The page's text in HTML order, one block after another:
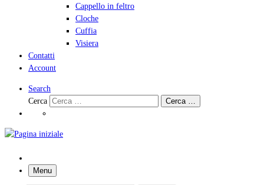
Cappello in feltro
Cloche
Cuffia
Visiera
Contatti
Account
Search
Cerca
Cerca …
Menu